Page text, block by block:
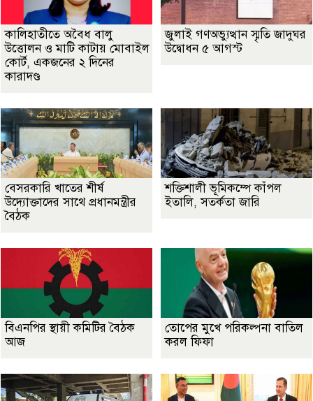
কালিহাতীতে অবৈধ বালু
উত্তোলন ও মাটি কাটায় মোবাইল
কোর্ট, একজনের ২ দিনের
কারাদণ্ড
জুলাই গণঅভ্যুত্থান স্মৃতি জাদুঘর
উদ্বোধন ৫ আগস্ট
বেসরকারি খাতের শীর্ষ
উদ্যোক্তাদের সাথে প্রধানমন্ত্রীর
বৈঠক
শক্তিশালী ভূমিকম্পে কাঁপল
ইতালি, সতর্কতা জারি
বিএনপির স্থায়ী কমিটির বৈঠক
আজ
তোপের মুখে পরিকল্পনা বাতিল
করল ফিফা